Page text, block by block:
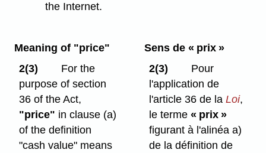
the Internet.
Meaning of "price"
2(3)
For the
purpose of section
36 of the Act,
"price" in clause (a)
of the definition
"cash value" means
Sens de « prix »
2(3)
Pour
l'application de
l'article 36 de laLoi,
le terme« prix »
figurant à l'alinéa a)
de la définition de